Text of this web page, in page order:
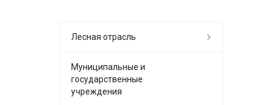
Лесная отрасль
Муниципальные и
государственные
учреждения